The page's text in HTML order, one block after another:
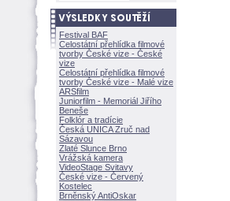
Festival BAF
Celostátní přehlídka filmové
tvorby České vize - České
vize
Celostátní přehlídka filmové
tvorby České vize - Malé vize
ARSfilm
Juniorfilm - Memoriál Jiřího
Beneše
Folklór a tradície
Česká UNICA Zruč nad
Sázavou
Zlaté Slunce Brno
Vrážská kamera
VideoStage Svitavy
České vize - Červený
Kostelec
Brněnský AntiOskar